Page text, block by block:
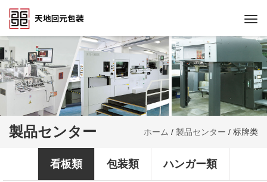
製品センター ホーム / 製品センター / 标牌类
看板類 包装類 ハンガー類